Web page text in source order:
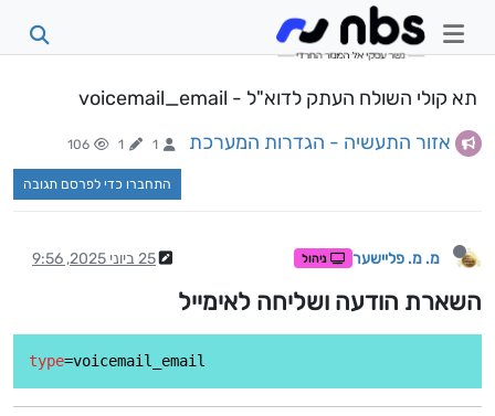
תא קולי השולח העתק לדוא"ל - voicemail_email
אזור התעשיה - הגדרות המערכת
1
1
106
התחברו כדי לפרסם תגובה
מ. מ. פליישער ניהול 25 ביוני 2025, 9:56
השארת הודעה ושליחה לאימייל
type